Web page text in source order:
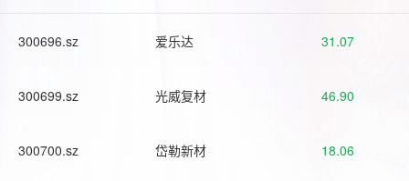
300696.sz 爱乐达 31.07
300699.sz 光威复材 46.90
300700.sz 岱勒新材 18.06